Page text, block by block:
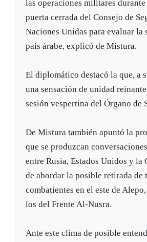
las operaciones militares durante
puerta cerrada del Consejo de
Naciones Unidas para evaluar la
país árabe, explicó de Mistura.
El diplomático destacó la que, a
una sensación de unidad
sesión vespertina del Órgano de
De Mistura también apuntó la
que se produzcan
entre Rusia, Estados Unidos y la
de abordar la posible retirada de
combatientes en el este de
los del Frente Al-Nusra.
Ante este clima de posible